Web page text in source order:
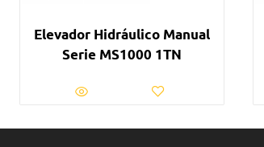
Elevador Hidráulico Manual
Serie MS1000 1TN